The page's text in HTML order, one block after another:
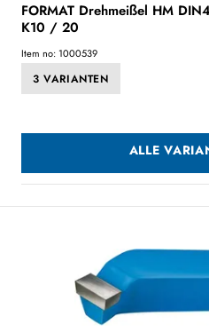
FORMAT Drehmeißel HM
K10 / 20
Item no: 1000539
3 VARIANTEN
ALLE